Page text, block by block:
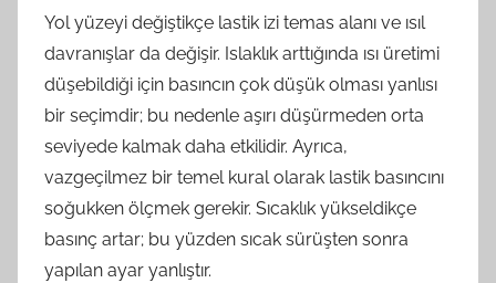
Yol yüzeyi değiştikçe lastik izi temas alanı ve ısıl
davranışlar da değişir. Islaklık arttığında ısı üretimi
düşebildiği için basıncın çok düşük olması yanlısı
bir seçimdir; bu nedenle aşırı düşürmeden orta
seviyede kalmak daha etkilidir. Ayrıca,
vazgeçilmez bir temel kural olarak lastik basıncını
soğukken ölçmek gerekir. Sıcaklık yükseldikçe
basınç artar; bu yüzden sıcak sürüşten sonra
yapılan ayar yanlıştır.